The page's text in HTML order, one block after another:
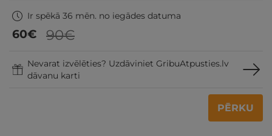
Ir spēkā 36 mēn. no iegādes datuma
60€ 90€
Nevarat izvēlēties? Uzdāviniet GribuAtpusties.lv
dāvanu karti
PĒRKU